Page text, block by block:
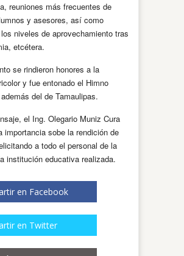
reuniones más frecuentes de
y asesores, así como
niveles de aprovechamiento tras
etcétera.
se rindieron honores a la
y fue entonado el Himno
del de Tamaulipas.
el Ing. Olegario Muniz Cura
importancia sobe la rendición de
a todo el personal de la
institución educativa realizada.
en Facebook
en Twitter